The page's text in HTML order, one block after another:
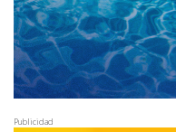
Publicidad